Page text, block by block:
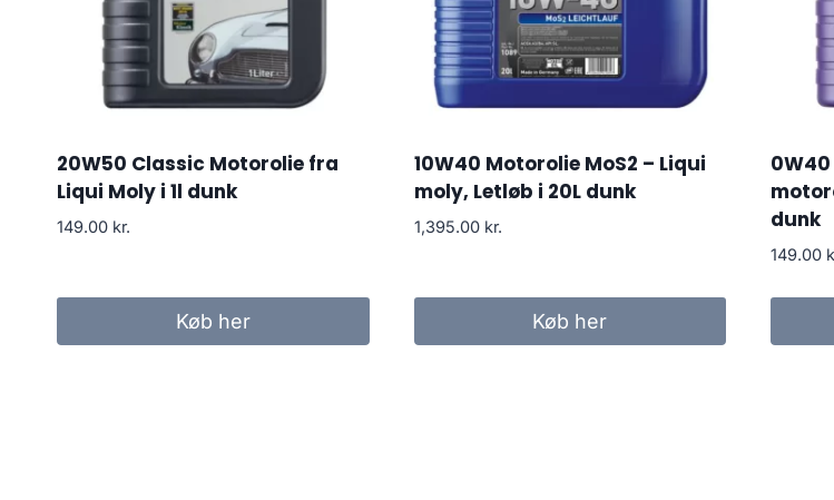
20W50 Classic Motorolie fra
Liqui Moly i 1l dunk
149.00 kr.
Køb her
10W40 Motorolie MoS2 – Liqui
moly, Letløb i 20L dunk
1,395.00 kr.
Køb her
dunk
149.00